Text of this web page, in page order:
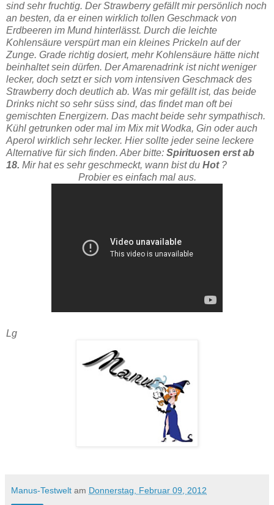
sind sehr fruchtig. Der Strawberry gefällt mir persönlich noch
an besten, da er einen wirklich tollen Geschmack von
Erdbeeren im Mund hinterlässt. Durch die leichte
Kohlensäure verspürt man ein kleines Prickeln auf der
Zunge. Grade richtig dosiert, mehr Kohlensäure hätte nicht
beinhaltet sein dürfen. Der Amarenadrink ist nicht weniger
lecker, doch setzt er sich vom intensiven Geschmack des
Strawberry doch deutlich ab. Was mir gefällt ist, das beide
Drinks nicht so sehr süss sind, das findet man oft bei
gemischten Energizern. Das macht beide sehr sympathisch.
Kühl getrunken oder mal im Mix mit Wodka, Gin oder auch
Aperol wirklich sehr lecker. Hier sollte jeder seine leckere
Alternative für sich finden. Aber bitte: Spirituosen erst ab
18. Mir hat es sehr geschmeckt, wann bist du Hot ?
Probier es einfach mal aus.
Lg
Manus-Testwelt am Donnerstag, Februar 09, 2012